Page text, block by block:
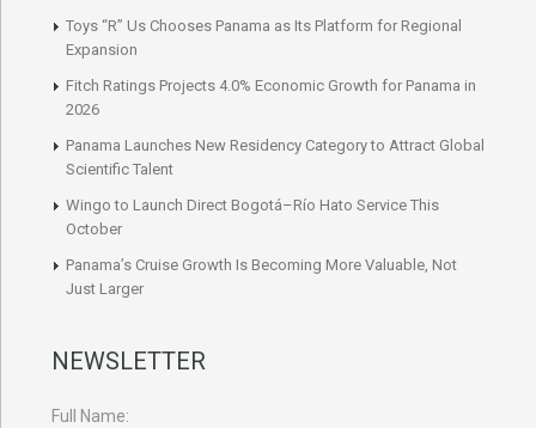
Toys “R” Us Chooses Panama as Its Platform for Regional
Expansion
Fitch Ratings Projects 4.0% Economic Growth for Panama in
2026
Panama Launches New Residency Category to Attract Global
Scientific Talent
Wingo to Launch Direct Bogotá–Río Hato Service This
October
Panama’s Cruise Growth Is Becoming More Valuable, Not
Just Larger
NEWSLETTER
Full Name: